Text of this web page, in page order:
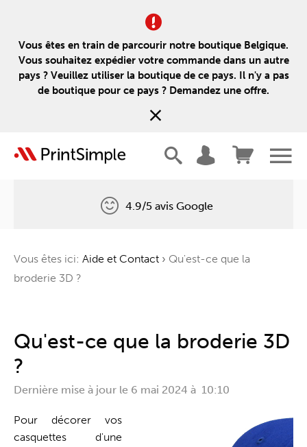
Vous êtes en train de parcourir notre boutique Belgique.
Vous souhaitez expédier votre commande dans un autre
pays ? Veuillez utiliser la boutique de ce pays. Il n'y a pas
de boutique pour ce pays ? Demandez une offre.
Un arbre pour chaque commande
4.9/5 avis Google
Vous êtes ici: Aide et Contact › Qu'est-ce que la
broderie 3D ?
Qu'est-ce que la broderie 3D
?
Dernière mise à jour le 6 mai 2024 à 10:10
Pour décorer vos
casquettes d'une